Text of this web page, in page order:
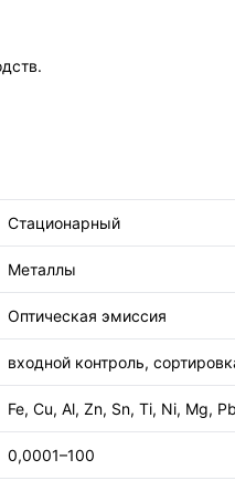
Стационарный
Металлы
Оптическая эмиссия
входной контроль,
Fe, Cu, Al, Zn, Sn, Ti, Ni, Mg,
0,0001–100